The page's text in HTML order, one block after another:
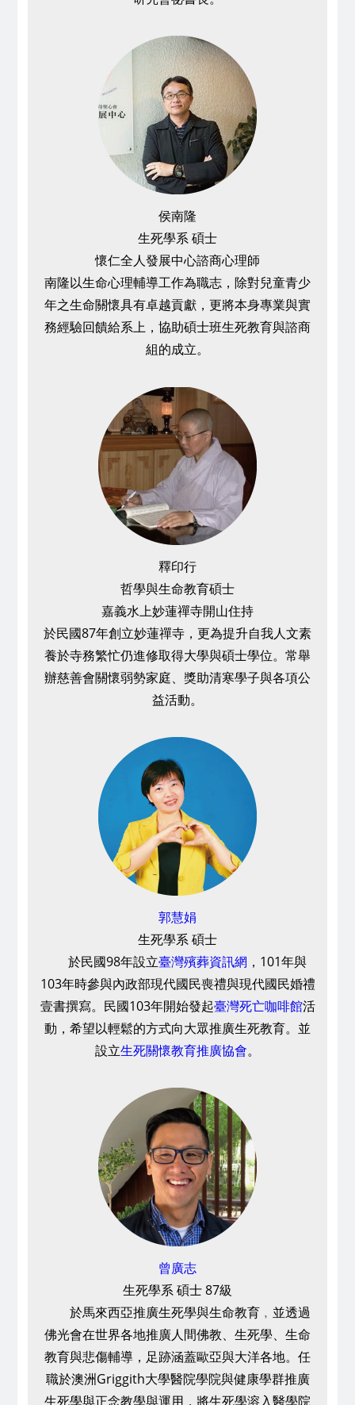
侯南隆
生死學系 碩士
懷仁全人發展中心諮商心理師
南隆以生命心理輔導工作為職志，除對兒童青少
年之生命關懷具有卓越貢獻，更將本身專業與實
務經驗回饋給系上，協助碩士班生死教育與諮商
組的成立。
釋印行
哲學與生命教育碩士
嘉義水上妙蓮禪寺開山住持
於民國87年創立妙蓮禪寺，更為提升自我人文素
養於寺務繁忙仍進修取得大學與碩士學位。常舉
辦慈善會關懷弱勢家庭、獎助清寒學子與各項公
益活動。
郭慧娟
生死學系 碩士
於民國98年設立臺灣殯葬資訊網 ，101年與
103年時參與內政部現代國民喪禮與現代國民婚禮
壹書撰寫。民國103年開始發起臺灣死亡咖啡館活
動，希望以輕鬆的方式向大眾推廣生死教育。並
設立生死關懷教育推廣協會。
曾廣志
生死學系 碩士 87級
於馬來西亞推廣生死學與生命教育﹐並透過
佛光會在世界各地推廣人間佛教、生死學、生命
教育與悲傷輔導，足跡涵蓋歐亞與大洋各地。任
職於澳洲Griggith大學醫院學院與健康學群推廣
生死學與正念教學與運用，將生死學溶入醫學院